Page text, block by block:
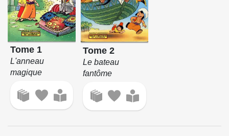
Tome 1
L'anneau
magique
Tome 2
Le bateau
fantôme